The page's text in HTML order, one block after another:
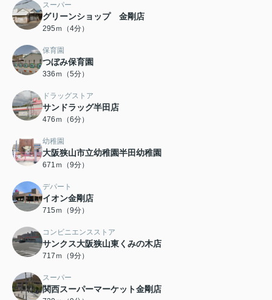
スーパー
グリーンショップ 金剛店
295ｍ（4分）
保育園
つぼみ保育園
336ｍ（5分）
ドラッグストア
サンドラッグ半田店
476ｍ（6分）
幼稚園
大阪狭山市立幼稚園半田幼稚園
671ｍ（9分）
デパート
イオン金剛店
715ｍ（9分）
コンビニエンスストア
サンクス大阪狭山東くみの木店
717ｍ（9分）
スーパー
関西スーパーマーケット金剛店